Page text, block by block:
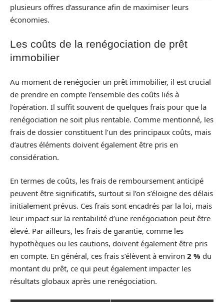
plusieurs offres d’assurance afin de maximiser leurs
économies.
Les coûts de la renégociation de prêt
immobilier
Au moment de renégocier un prêt immobilier, il est crucial
de prendre en compte l’ensemble des coûts liés à
l’opération. Il suffit souvent de quelques frais pour que la
renégociation ne soit plus rentable. Comme mentionné, les
frais de dossier constituent l’un des principaux coûts, mais
d’autres éléments doivent également être pris en
considération.
En termes de coûts, les frais de remboursement anticipé
peuvent être significatifs, surtout si l’on s’éloigne des délais
initialement prévus. Ces frais sont encadrés par la loi, mais
leur impact sur la rentabilité d’une renégociation peut être
élevé. Par ailleurs, les frais de garantie, comme les
hypothèques ou les cautions, doivent également être pris
en compte. En général, ces frais s’élèvent à environ 2 % du
montant du prêt, ce qui peut également impacter les
résultats globaux après une renégociation.